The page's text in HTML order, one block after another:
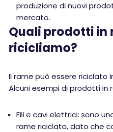
produzione di nuovi
mercato.
Quali prodotti in
ricicliamo?
Il rame può essere riciclato
Alcuni esempi di prodotti in
Fili e cavi elettrici: sono
rame riciclato, dato che